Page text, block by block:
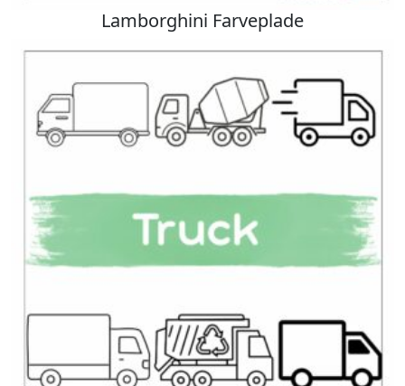
Lamborghini Farveplade